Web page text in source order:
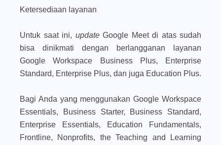
Ketersediaan layanan
Untuk saat ini, update Google Meet di atas sudah
bisa dinikmati dengan berlangganan layanan
Google Workspace Business Plus, Enterprise
Standard, Enterprise Plus, dan juga Education Plus.
Bagi Anda yang menggunakan Google Workspace
Essentials, Business Starter, Business Standard,
Enterprise Essentials, Education Fundamentals,
Frontline, Nonprofits, the Teaching and Learning